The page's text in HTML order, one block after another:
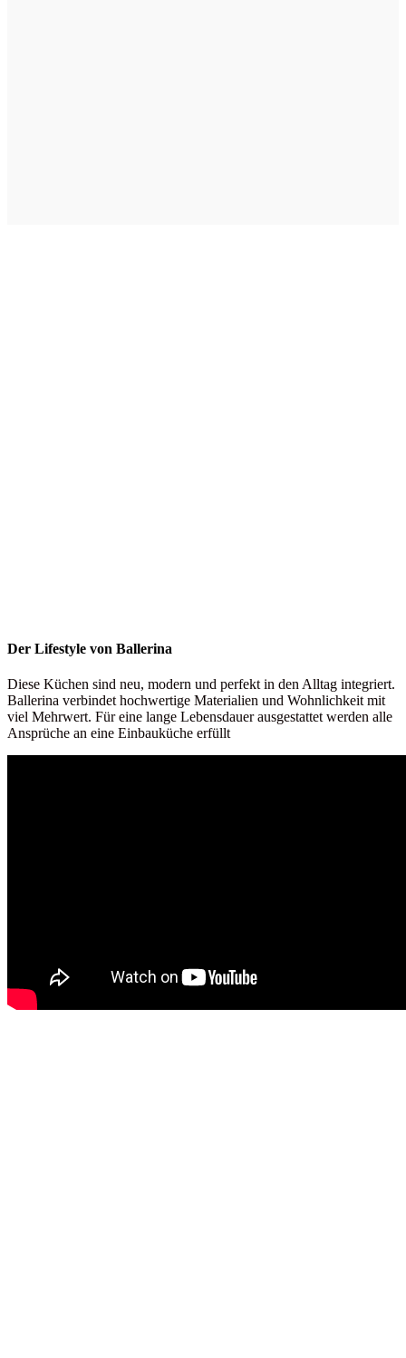
Der Lifestyle von Ballerina
Diese Küchen sind neu, modern und perfekt in den Alltag integriert.
Ballerina verbindet hochwertige Materialien und Wohnlichkeit mit
viel Mehrwert. Für eine lange Lebensdauer ausgestattet werden alle
Ansprüche an eine Einbauküche erfüllt